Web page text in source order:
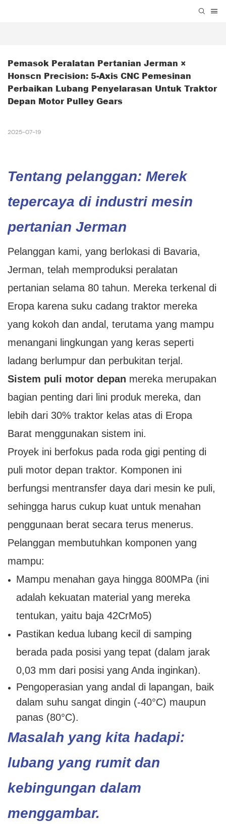
Pemasok Peralatan Pertanian Jerman ×
Honscn Precision: 5-Axis CNC Pemesinan
Perbaikan Lubang Penyelarasan Untuk Traktor
Depan Motor Pulley Gears
2025-07-19
Tentang pelanggan: Merek
tepercaya di industri mesin
pertanian Jerman
Pelanggan kami, yang berlokasi di Bavaria,
Jerman, telah memproduksi peralatan
pertanian selama 80 tahun. Mereka terkenal di
Eropa karena suku cadang traktor mereka
yang kokoh dan andal, terutama yang mampu
menangani lingkungan yang keras seperti
ladang berlumpur dan perbukitan terjal.
Sistem puli motor depan mereka merupakan
bagian penting dari lini produk mereka, dan
lebih dari 30% traktor kelas atas di Eropa
Barat menggunakan sistem ini.
Proyek ini berfokus pada roda gigi penting di
puli motor depan traktor. Komponen ini
berfungsi mentransfer daya dari mesin ke puli,
sehingga harus cukup kuat untuk menahan
penggunaan berat secara terus menerus.
Pelanggan membutuhkan komponen yang
mampu:
Mampu menahan gaya hingga 800MPa (ini
adalah kekuatan material yang mereka
tentukan, yaitu baja 42CrMo5)
Pastikan kedua lubang kecil di samping
berada pada posisi yang tepat (dalam jarak
0,03 mm dari posisi yang Anda inginkan).
Pengoperasian yang andal di lapangan, baik
dalam suhu sangat dingin (-40°C) maupun
panas (80°C).
Masalah yang kita hadapi:
lubang yang rumit dan
kebingungan dalam
menggambar.